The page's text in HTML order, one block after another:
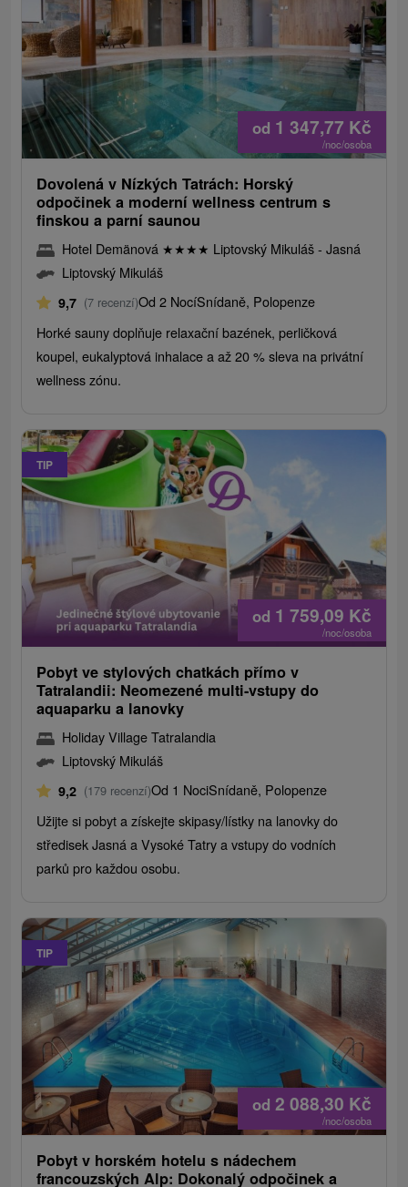
od 1 347,77 Kč
/noc/osoba
Dovolená v Nízkých Tatrách: Horský
odpočinek a moderní wellness centrum s
finskou a parní saunou
Hotel Demänová ★★★★ Liptovský Mikuláš - Jasná
Liptovský Mikuláš
9,7 (7 recenzí)Od 2 NocíSnídaně, Polopenze
Horké sauny doplňuje relaxační bazének, perličková
koupel, eukalyptová inhalace a až 20 % sleva na privátní
wellness zónu.
TIP
od 1 759,09 Kč
/noc/osoba
Pobyt ve stylových chatkách přímo v
Tatralandii: Neomezené multi-vstupy do
aquaparku a lanovky
Holiday Village Tatralandia
Liptovský Mikuláš
9,2 (179 recenzí)Od 1 NociSnídaně, Polopenze
Užijte si pobyt a získejte skipasy/lístky na lanovky do
středisek Jasná a Vysoké Tatry a vstupy do vodních
parků pro každou osobu.
TIP
od 2 088,30 Kč
/noc/osoba
Pobyt v horském hotelu s nádechem
francouzských Alp: Dokonalý odpočinek a